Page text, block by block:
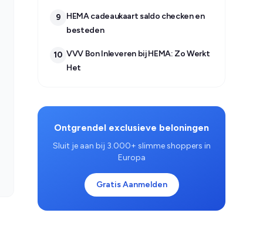
9
HEMA cadeaukaart saldo checken en
besteden
10 VVV Bon Inleveren bij HEMA: Zo Werkt
Het
Ontgrendel exclusieve beloningen
Sluit je aan bij 3.000+ slimme shoppers in
Europa
Gratis Aanmelden